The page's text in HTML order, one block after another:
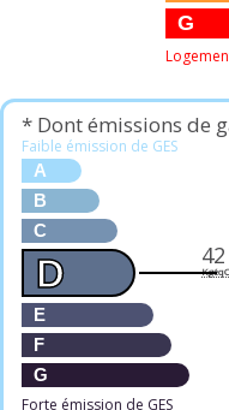
G
* Dont émissions de
Faible émission de GES
A
B
C
D
E
F
G
Forte émission de GES
42